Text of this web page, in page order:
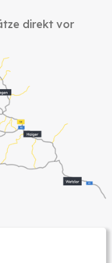
direkt vor